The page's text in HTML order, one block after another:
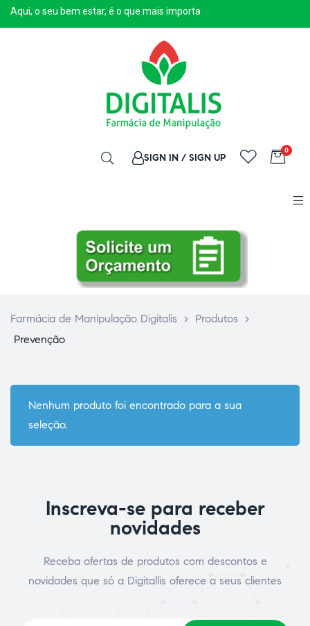
Aqui, o seu bem estar, é o que mais importa
SIGN IN / SIGN UP
0
Farmácia de Manipulação Digitalis > Produtos
>
Prevenção
Nenhum produto foi encontrado para a sua
seleção.
Inscreva-se para receber
novidades
Receba ofertas de produtos com descontos e
novidades que só a Digitallis oferece a seus clientes